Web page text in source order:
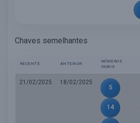
Chaves semelhantes
RECENTE ANTERIOR
NÚMEROS
IGUAIS
21/02/2025
18/02/2025
5
14